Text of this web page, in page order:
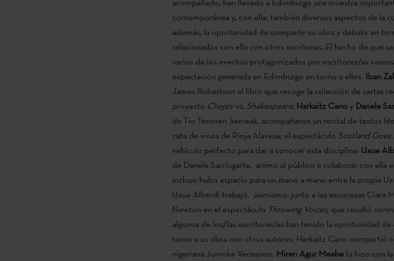
contemporánea y, con ella, también diversos aspectos de la
además, la oportunidad de compartir su obra y debatir en
relacionados con ella con otros escritores. El hecho de que
varios de los eventos protagonizados por escritores/as
expectación generada en Edimburgo en torno a ellos. Iban
James Robertson el libro que recoge la colección de cartas
proyecto Chejov vs. Shakespeare; Harkaitz Canoy Danele
de Tio Teronen Semeak, acompañaron un recital de textos
cata de vinos de Rioja Alavesa; el espectáculo Scotland
vehículo perfecto para dar a conocer esta disciplina: Uxue
de Danele Sarriugarte, animó al público a colaborar con ella
incluso hubo espacio para un mano a mano entre la propia
Uxue Alberdi trabajó, asimismo, junto a las escocesas Ciara
Newton en el espectáculo Throwing Voices, que resultó
algunos de los/las escritores/as han tenido la oportunidad
torno a su obra con otros autores; Harkaitz Cano compartió
nigeriana Jumoke Verissimo, Miren Agur Meabelo hizo con